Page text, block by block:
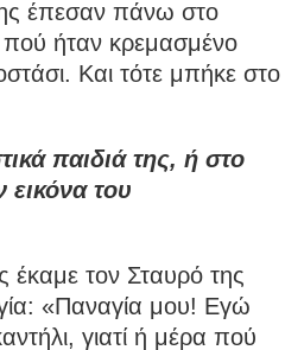
έπεσαν πάνω στο
ήταν κρεμασμένο
Και τότε μπήκε στο
παιδιά της, ή στο
εικόνα του
έκαμε τον Σταυρό της
«Παναγία μου! Εγώ
γιατί ή μέρα πού